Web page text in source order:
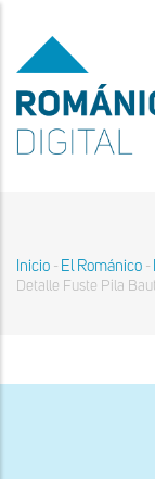
contenido
principal
ayuda
Inicio - El Románico -
Detalle Fuste Pila